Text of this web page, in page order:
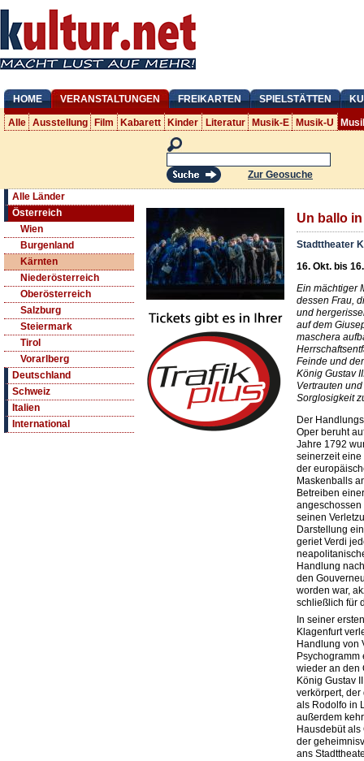
HOME VERANSTALTUNGEN FREIKARTEN SPIELSTÄTTEN
Alle Ausstellung Film Kabarett Kinder Literatur Musik-E Musik-U
Zur Geosuche
Alle Länder
Österreich
Wien
Burgenland
Kärnten
Niederösterreich
Oberösterreich
Salzburg
Steiermark
Tirol
Vorarlberg
Deutschland
Schweiz
Italien
International
Un ballo
Stadttheater
16. Okt. bis
Ein mächtiger
dessen Frau,
und
auf dem
maschera
Feinde und
König Gustav
Vertrauten
Sorglosigkeit
Der
Oper beruht
Jahre 1792
seinerzeit
der
Maskenballs
Betreiben
seinen
Darstellung
geriet Verdi
Handlung
den
worden war,
schließlich für
In seiner
Klagenfurt
Handlung von
wieder an den
König Gustav
verkörpert,
als Rodolfo in
außerdem
Hausdebüt
der
ans